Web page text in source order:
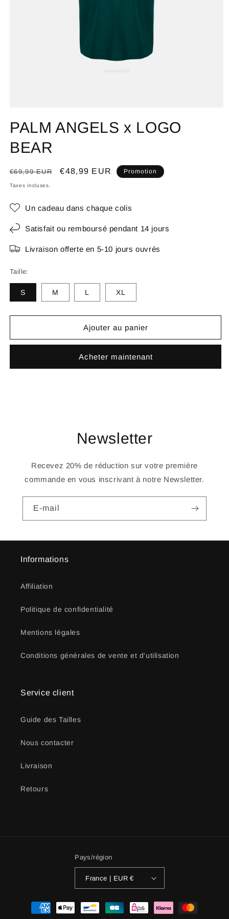
PALM ANGELS x LOGO
BEAR
Prix
habituel
€69,99 EUR
Prix
€48,99 EUR Promotion
Taxes incluses.
Un cadeau dans chaque colis
Satisfait ou remboursé pendant 14 jours
Livraison offerte en 5-10 jours ouvrés
Taille:
S M L XL
Ajouter au panier
Acheter maintenant
Newsletter
Recevez 20% de réduction sur votre première
commande en vous inscrivant à notre Newsletter.
E-mail
Informations
Affiliation
Politique de confidentialité
Mentions légales
Conditions générales de vente et d'utilisation
Service client
Guide des Tailles
Nous contacter
Livraison
Retours
Pays/région
France | EUR €
Moyens